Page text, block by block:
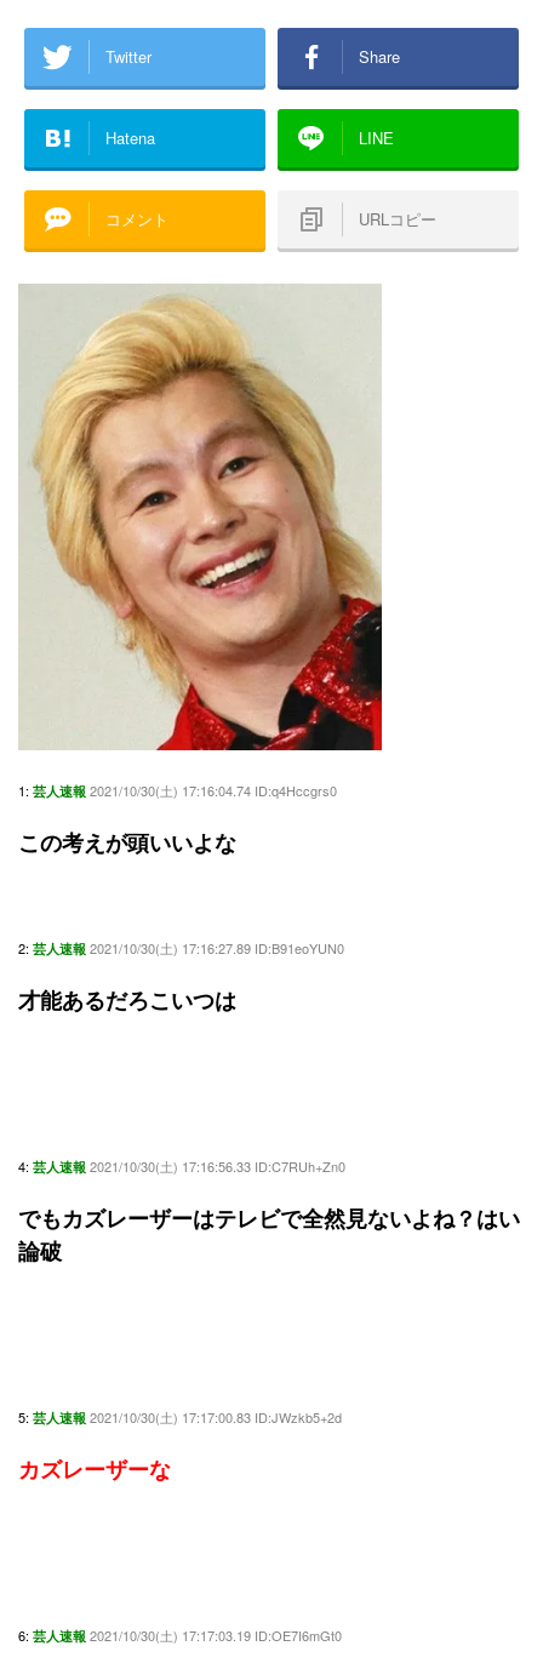
Twitter Share
Hatena LINE
コメント URLコピー
1: 芸人速報 2021/10/30(土) 17:16:04.74 ID:q4Hccgrs0
この考えが頭いいよな
2: 芸人速報 2021/10/30(土) 17:16:27.89 ID:B91eoYUN0
才能あるだろこいつは
4: 芸人速報 2021/10/30(土) 17:16:56.33 ID:C7RUh+Zn0
でもカズレーザーはテレビで全然見ないよね？はい
論破
5: 芸人速報 2021/10/30(土) 17:17:00.83 ID:JWzkb5+2d
カズレーザーな
6: 芸人速報 2021/10/30(土) 17:17:03.19 ID:OE7I6mGt0